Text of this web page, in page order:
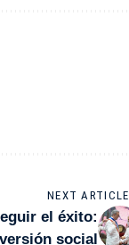
NEXT ARTICLE
el éxito:
social